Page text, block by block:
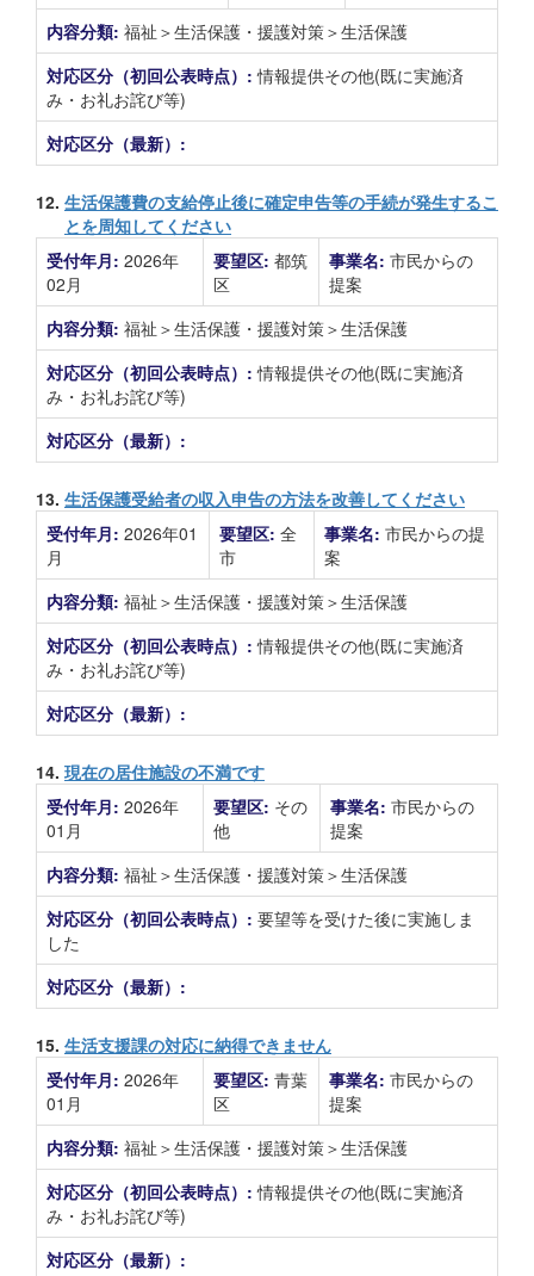
内容分類: 福祉＞生活保護・援護対策＞生活保護
対応区分（初回公表時点）:情報提供その他(既に実施済
み・お礼お詫び等)
対応区分（最新）:
12. 生活保護費の支給停止後に確定申告等の手続が発生するこ
とを周知してください
受付年月: 2026年
02月
要望区: 都筑
区
事業名: 市民からの
提案
内容分類: 福祉＞生活保護・援護対策＞生活保護
対応区分（初回公表時点）:情報提供その他(既に実施済
み・お礼お詫び等)
対応区分（最新）:
13. 生活保護受給者の収入申告の方法を改善してください
受付年月: 2026年01
月
要望区: 全
市
事業名: 市民からの提
案
内容分類: 福祉＞生活保護・援護対策＞生活保護
対応区分（初回公表時点）:情報提供その他(既に実施済
み・お礼お詫び等)
対応区分（最新）:
14. 現在の居住施設の不満です
受付年月: 2026年
01月
要望区: その
他
事業名: 市民からの
提案
内容分類: 福祉＞生活保護・援護対策＞生活保護
対応区分（初回公表時点）: 要望等を受けた後に実施しま
した
対応区分（最新）:
15. 生活支援課の対応に納得できません
受付年月: 2026年
01月
要望区: 青葉
区
事業名: 市民からの
提案
内容分類: 福祉＞生活保護・援護対策＞生活保護
対応区分（初回公表時点）:情報提供その他(既に実施済
み・お礼お詫び等)
対応区分（最新）: